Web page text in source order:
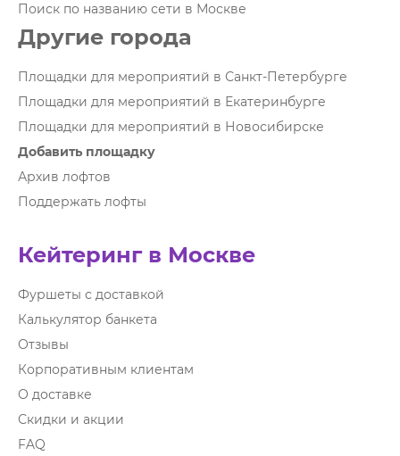
Поиск по названию сети в Москве
Другие города
Площадки для мероприятий в Санкт-Петербурге
Площадки для мероприятий в Екатеринбурге
Площадки для мероприятий в Новосибирске
Добавить площадку
Архив лофтов
Поддержать лофты
Кейтеринг в Москве
Фуршеты с доставкой
Калькулятор банкета
Отзывы
Корпоративным клиентам
О доставке
Скидки и акции
FAQ